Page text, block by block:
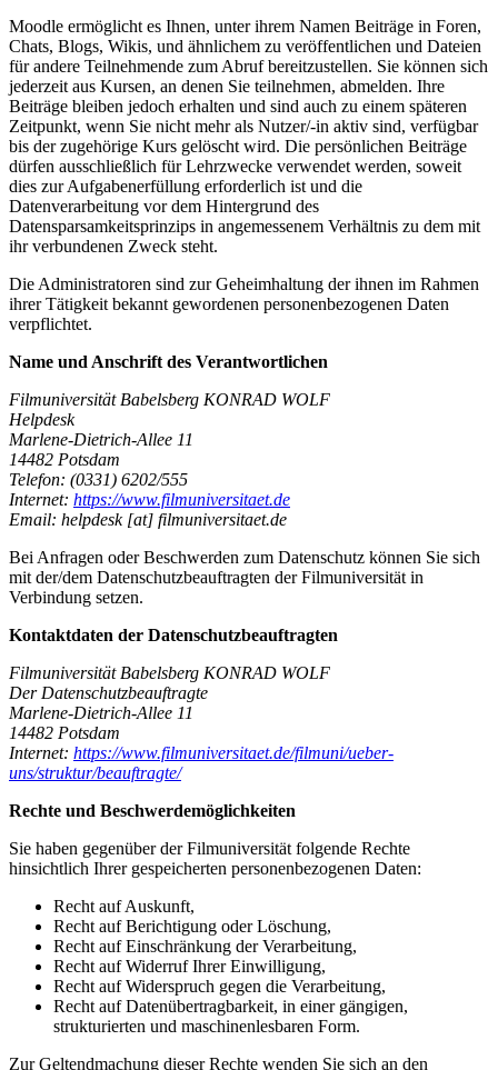
Moodle ermöglicht es Ihnen, unter ihrem Namen Beiträge in Foren,
Chats, Blogs, Wikis, und ähnlichem zu veröffentlichen und Dateien
für andere Teilnehmende zum Abruf bereitzustellen. Sie können sich
jederzeit aus Kursen, an denen Sie teilnehmen, abmelden. Ihre
Beiträge bleiben jedoch erhalten und sind auch zu einem späteren
Zeitpunkt, wenn Sie nicht mehr als Nutzer/-in aktiv sind, verfügbar
bis der zugehörige Kurs gelöscht wird. Die persönlichen Beiträge
dürfen ausschließlich für Lehrzwecke verwendet werden, soweit
dies zur Aufgabenerfüllung erforderlich ist und die
Datenverarbeitung vor dem Hintergrund des
Datensparsamkeitsprinzips in angemessenem Verhältnis zu dem mit
ihr verbundenen Zweck steht.
Die Administratoren sind zur Geheimhaltung der ihnen im Rahmen
ihrer Tätigkeit bekannt gewordenen personenbezogenen Daten
verpflichtet.
Name und Anschrift des Verantwortlichen
Filmuniversität Babelsberg KONRAD WOLF
Helpdesk
Marlene-Dietrich-Allee 11
14482 Potsdam
Telefon: (0331) 6202/555
Internet: https://www.filmuniversitaet.de
Email: helpdesk [at] filmuniversitaet.de
Bei Anfragen oder Beschwerden zum Datenschutz können Sie sich
mit der/dem Datenschutz­beauftragten der Filmuniversität in
Verbindung setzen.
Kontaktdaten der Datenschutzbeauftragten
Filmuniversität Babelsberg KONRAD WOLF
Der Datenschutzbeauftragte
Marlene-Dietrich-Allee 11
14482 Potsdam
Internet: https://www.filmuniversitaet.de/filmuni/ueber-
uns/struktur/beauftragte/
Rechte und Beschwerdemöglichkeiten
Sie haben gegenüber der Filmuniversität folgende Rechte
hinsichtlich Ihrer gespeicherten personen­bezogenen Daten:
Recht auf Auskunft,
Recht auf Berichtigung oder Löschung,
Recht auf Einschränkung der Verarbeitung,
Recht auf Widerruf Ihrer Einwilligung,
Recht auf Widerspruch gegen die Verarbeitung,
Recht auf Datenübertragbarkeit, in einer gängigen,
strukturierten und maschinenlesbaren Form.
Zur Geltendmachung dieser Rechte wenden Sie sich an den